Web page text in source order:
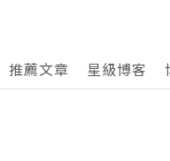
推薦文章 星級博客